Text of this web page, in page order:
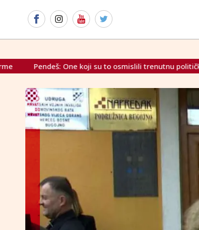
su to osmislili trenutnu političku krizu treba pitati